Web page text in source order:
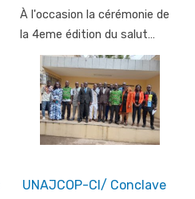
À l'occasion la cérémonie de
la 4eme édition du salut…
UNAJCOP-CI/ Conclave